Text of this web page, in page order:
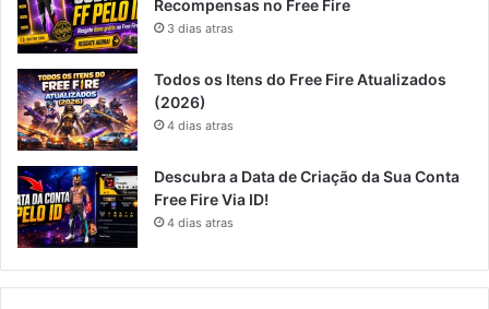
Recompensas no Free Fire
3 dias atras
Todos os Itens do Free Fire Atualizados
(2026)
4 dias atras
Descubra a Data de Criação da Sua Conta
Free Fire Via ID!
4 dias atras